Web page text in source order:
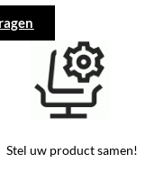
Stel uw product samen!